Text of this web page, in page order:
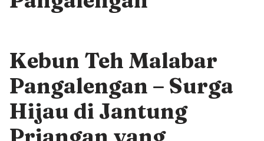
Kebun Teh Malabar
Pangalengan – Surga
Hijau di Jantung